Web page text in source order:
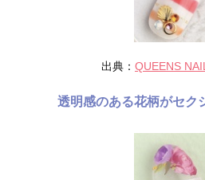
出典： QUEENS
透明感のある花柄がセク